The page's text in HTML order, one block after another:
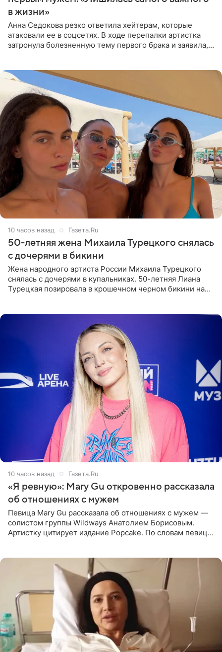
в жизни»
Анна Седокова резко ответила хейтерам, которые
атаковали ее в соцсетях. В ходе перепалки артистка
затронула болезненную тему первого брака и заявила,
10 часов назад Газета.Ru
50-летняя жена Михаила Турецкого снялась
с дочерями в бикини
Жена народного артиста России Михаила Турецкого
снялась с дочерями в купальниках. 50-летняя Лиана
Турецкая позировала в крошечном черном бикини на
10 часов назад Газета.Ru
«Я ревную»: Mary Gu откровенно рассказала
об отношениях с мужем
Певица Mary Gu рассказала об отношениях с мужем —
солистом группы Wildways Анатолием Борисовым.
Артистку цитирует издание Popcake. По словам певицы,